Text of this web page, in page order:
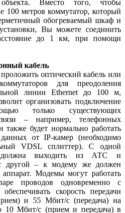
Вместо того, чтобы
100 метров коммутатор, который
обогреваемый шкаф и
Вы можете соединить
до 1 км, при помощи
кабель
оптический кабель или
для преодоления
линии Ethernet до 100 м,
организовать подключение
только существующих
– например, телефонных
будет нормально работать
от IP-камер (необходимо
VDSL сплиттер). С одной
должна выходить из АТС и
другой – к модему же должен
Модемы могут работать
проводов одновременно с
скорость передачи
и 55 Мбит/с (передача) на
10 Мбит/с (прием и передача) в